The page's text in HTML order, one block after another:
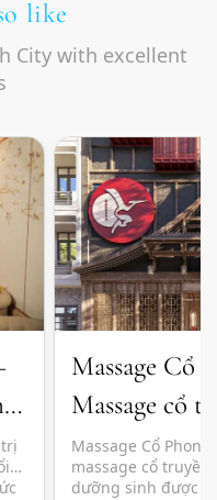
like
City with excellent
Massage Cổ
Massage cổ
đầu dưỡng
Massage Cổ
massage cổ truyền
dưỡng sinh được